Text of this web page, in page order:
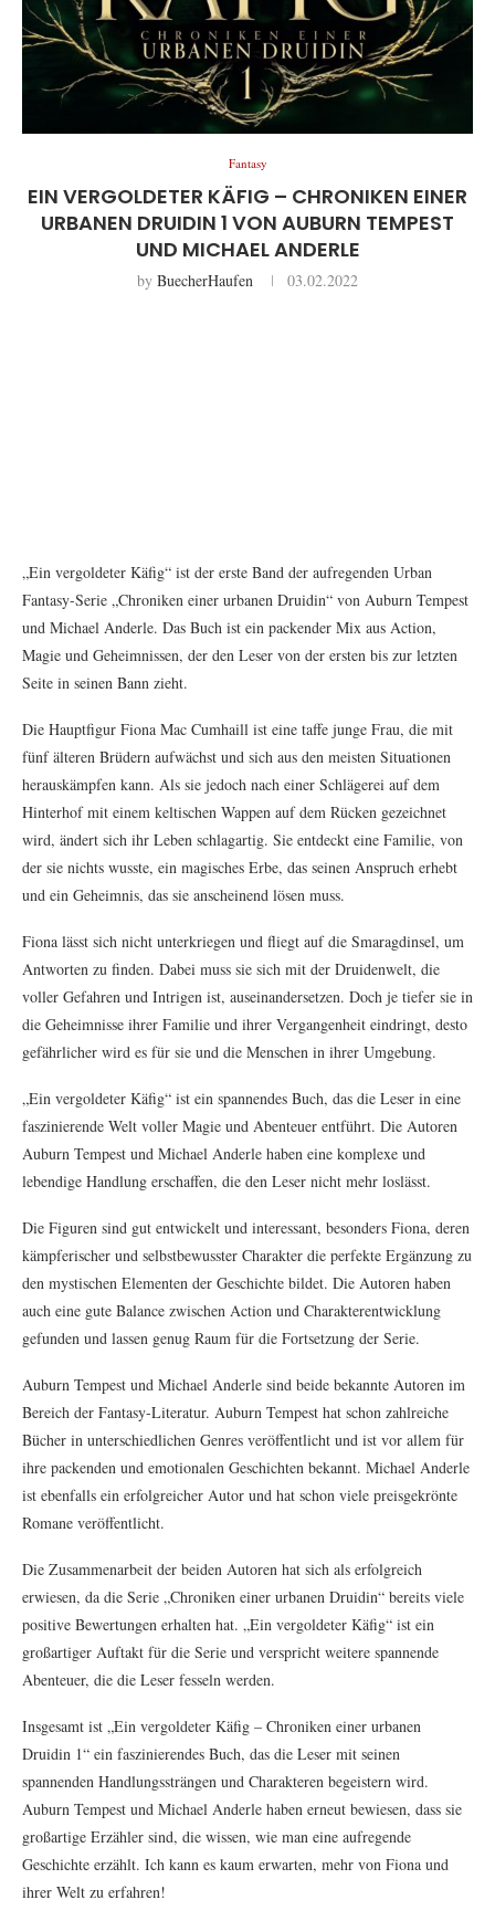
Fantasy
EIN VERGOLDETER KÄFIG – CHRONIKEN EINER
URBANEN DRUIDIN 1 VON AUBURN TEMPEST
UND MICHAEL ANDERLE
by BuecherHaufen 03.02.2022
„Ein vergoldeter Käfig“ ist der erste Band der aufregenden Urban
Fantasy-Serie „Chroniken einer urbanen Druidin“ von Auburn Tempest
und Michael Anderle. Das Buch ist ein packender Mix aus Action,
Magie und Geheimnissen, der den Leser von der ersten bis zur letzten
Seite in seinen Bann zieht.
Die Hauptfigur Fiona Mac Cumhaill ist eine taffe junge Frau, die mit
fünf älteren Brüdern aufwächst und sich aus den meisten Situationen
herauskämpfen kann. Als sie jedoch nach einer Schlägerei auf dem
Hinterhof mit einem keltischen Wappen auf dem Rücken gezeichnet
wird, ändert sich ihr Leben schlagartig. Sie entdeckt eine Familie, von
der sie nichts wusste, ein magisches Erbe, das seinen Anspruch erhebt
und ein Geheimnis, das sie anscheinend lösen muss.
Fiona lässt sich nicht unterkriegen und fliegt auf die Smaragdinsel, um
Antworten zu finden. Dabei muss sie sich mit der Druidenwelt, die
voller Gefahren und Intrigen ist, auseinandersetzen. Doch je tiefer sie in
die Geheimnisse ihrer Familie und ihrer Vergangenheit eindringt, desto
gefährlicher wird es für sie und die Menschen in ihrer Umgebung.
„Ein vergoldeter Käfig“ ist ein spannendes Buch, das die Leser in eine
faszinierende Welt voller Magie und Abenteuer entführt. Die Autoren
Auburn Tempest und Michael Anderle haben eine komplexe und
lebendige Handlung erschaffen, die den Leser nicht mehr loslässt.
Die Figuren sind gut entwickelt und interessant, besonders Fiona, deren
kämpferischer und selbstbewusster Charakter die perfekte Ergänzung zu
den mystischen Elementen der Geschichte bildet. Die Autoren haben
auch eine gute Balance zwischen Action und Charakterentwicklung
gefunden und lassen genug Raum für die Fortsetzung der Serie.
Auburn Tempest und Michael Anderle sind beide bekannte Autoren im
Bereich der Fantasy-Literatur. Auburn Tempest hat schon zahlreiche
Bücher in unterschiedlichen Genres veröffentlicht und ist vor allem für
ihre packenden und emotionalen Geschichten bekannt. Michael Anderle
ist ebenfalls ein erfolgreicher Autor und hat schon viele preisgekrönte
Romane veröffentlicht.
Die Zusammenarbeit der beiden Autoren hat sich als erfolgreich
erwiesen, da die Serie „Chroniken einer urbanen Druidin“ bereits viele
positive Bewertungen erhalten hat. „Ein vergoldeter Käfig“ ist ein
großartiger Auftakt für die Serie und verspricht weitere spannende
Abenteuer, die die Leser fesseln werden.
Insgesamt ist „Ein vergoldeter Käfig – Chroniken einer urbanen
Druidin 1“ ein faszinierendes Buch, das die Leser mit seinen
spannenden Handlungssträngen und Charakteren begeistern wird.
Auburn Tempest und Michael Anderle haben erneut bewiesen, dass sie
großartige Erzähler sind, die wissen, wie man eine aufregende
Geschichte erzählt. Ich kann es kaum erwarten, mehr von Fiona und
ihrer Welt zu erfahren!